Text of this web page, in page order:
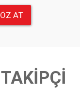
AT
TAKİPÇİ